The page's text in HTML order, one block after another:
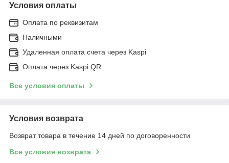
Условия оплаты
Оплата по реквизитам
Наличными
Удаленная оплата счета через Kaspi
Оплата через Kaspi QR
Все условия оплаты
Условия возврата
Возврат товара в течение 14 дней по договоренности
Все условия возврата